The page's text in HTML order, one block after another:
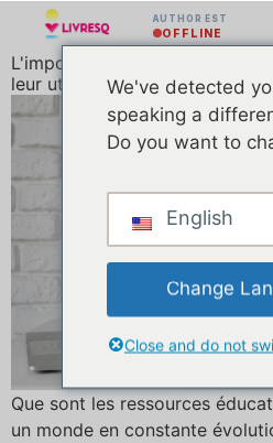
AUTHOR EST
OFFLINE
L'importance des ressources
leur utilisation efficace
Que sont les ressources
un monde en constante
We've detected
speaking a
Do you want to
English
Change
Close and do not